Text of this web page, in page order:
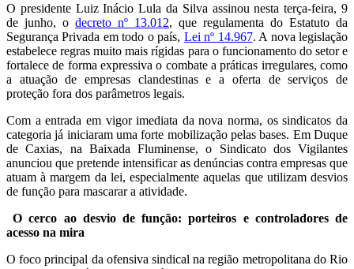
O presidente Luiz Inácio Lula da Silva assinou nesta terça-feira, 9
de junho, o decreto nº 13.012, que regulamenta do Estatuto da
Segurança Privada em todo o país, Lei nº 14.967. A nova legislação
estabelece regras muito mais rígidas para o funcionamento do setor e
fortalece de forma expressiva o combate a práticas irregulares, como
a atuação de empresas clandestinas e a oferta de serviços de
proteção fora dos parâmetros legais.
Com a entrada em vigor imediata da nova norma, os sindicatos da
categoria já iniciaram uma forte mobilização pelas bases. Em Duque
de Caxias, na Baixada Fluminense, o Sindicato dos Vigilantes
anunciou que pretende intensificar as denúncias contra empresas que
atuam à margem da lei, especialmente aquelas que utilizam desvios
de função para mascarar a atividade.
O cerco ao desvio de função: porteiros e controladores de
acesso na mira
O foco principal da ofensiva sindical na região metropolitana do Rio